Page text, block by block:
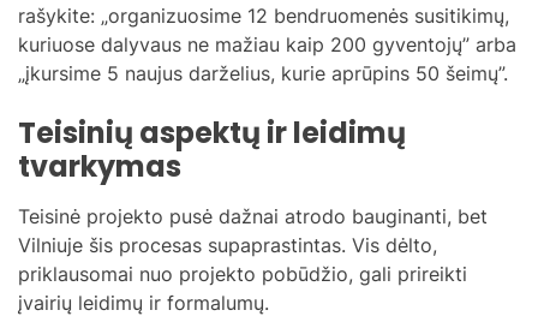
rašykite: „organizuosime 12 bendruomenės susitikimų,
kuriuose dalyvaus ne mažiau kaip 200 gyventojų” arba
„įkursime 5 naujus darželius, kurie aprūpins 50 šeimų”.
Teisinių aspektų ir leidimų
tvarkymas
Teisinė projekto pusė dažnai atrodo bauginanti, bet
Vilniuje šis procesas supaprastintas. Vis dėlto,
priklausomai nuo projekto pobūdžio, gali prireikti
įvairių leidimų ir formalumų.